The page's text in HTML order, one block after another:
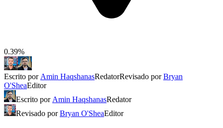
0.39%
Escrito por Amin HaqshanasRedatorRevisado porBryan
O'SheaEditor
Escrito por Amin HaqshanasRedator
Revisado porBryan O'SheaEditor